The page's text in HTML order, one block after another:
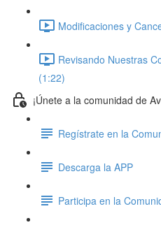
Modificaciones y
Revisando Nuestras
(1:22)
¡Únete a la comunidad de
Regístrate en la
Descarga la APP
Participa en la